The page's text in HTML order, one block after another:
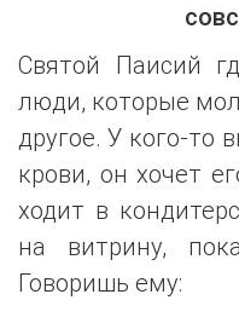
Святой Паисий
люди, которые
другое. У кого-то
крови, он хочет
ходит в
на витрину,
Говоришь ему: